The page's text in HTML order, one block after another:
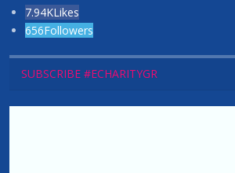
7.94KLikes
656Followers
SUBSCRIBE #ECHARITYGR